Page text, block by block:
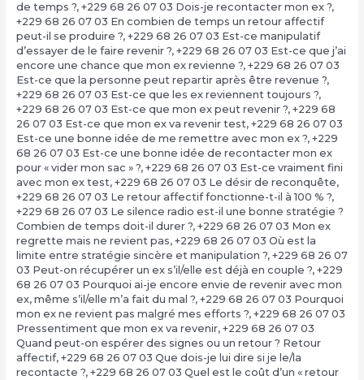
de temps ?, +229 68 26 07 03 Dois-je recontacter mon ex ?,
+229 68 26 07 03 En combien de temps un retour affectif
peut-il se produire ?, +229 68 26 07 03 Est-ce manipulatif
d’essayer de le faire revenir ?, +229 68 26 07 03 Est-ce que j’ai
encore une chance que mon ex revienne ?, +229 68 26 07 03
Est-ce que la personne peut repartir après être revenue ?,
+229 68 26 07 03 Est-ce que les ex reviennent toujours ?,
+229 68 26 07 03 Est-ce que mon ex peut revenir ?, +229 68
26 07 03 Est-ce que mon ex va revenir test, +229 68 26 07 03
Est-ce une bonne idée de me remettre avec mon ex ?, +229
68 26 07 03 Est-ce une bonne idée de recontacter mon ex
pour « vider mon sac » ?, +229 68 26 07 03 Est-ce vraiment fini
avec mon ex test, +229 68 26 07 03 Le désir de reconquête,
+229 68 26 07 03 Le retour affectif fonctionne-t-il à 100 % ?,
+229 68 26 07 03 Le silence radio est-il une bonne stratégie ?
Combien de temps doit-il durer ?, +229 68 26 07 03 Mon ex
regrette mais ne revient pas, +229 68 26 07 03 Où est la
limite entre stratégie sincère et manipulation ?, +229 68 26 07
03 Peut-on récupérer un ex s’il/elle est déjà en couple ?, +229
68 26 07 03 Pourquoi ai-je encore envie de revenir avec mon
ex, même s’il/elle m’a fait du mal ?, +229 68 26 07 03 Pourquoi
mon ex ne revient pas malgré mes efforts ?, +229 68 26 07 03
Pressentiment que mon ex va revenir, +229 68 26 07 03
Quand peut-on espérer des signes ou un retour ? Retour
affectif, +229 68 26 07 03 Que dois-je lui dire si je le/la
recontacte ?, +229 68 26 07 03 Quel est le coût d’un « retour